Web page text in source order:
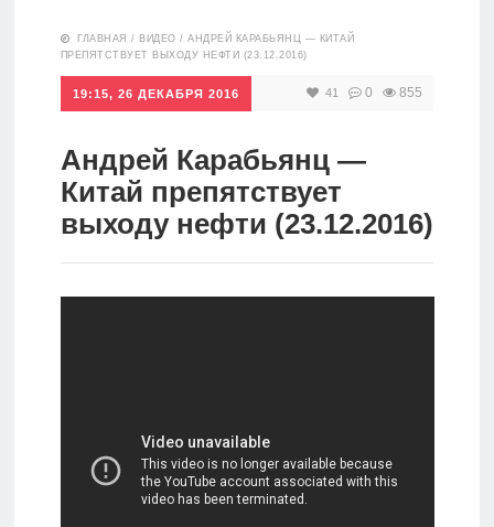
СделаноАналитика
Инвестиции
Дивиденды
Волновой
в России
ГЛАВНАЯ / ВИДЕО /АНДРЕЙ КАРАБЬЯНЦ — КИТАЙ
ПРЕПЯТСТВУЕТ ВЫХОДУ НЕФТИ (23.12.2016)
19:15, 26 ДЕКАБРЯ 2016 41 0 855
Андрей Карабьянц —
Китай препятствует
выходу нефти (23.12.2016)